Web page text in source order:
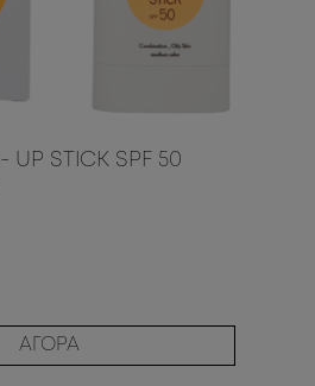
UP STICK SPF 50
ΑΓΟΡΑ